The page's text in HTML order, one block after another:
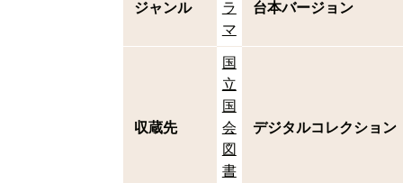
ジャンル
ラ
マ
台本バージョン
収蔵先
国
立
国
会
図
書
デジタルコレクション